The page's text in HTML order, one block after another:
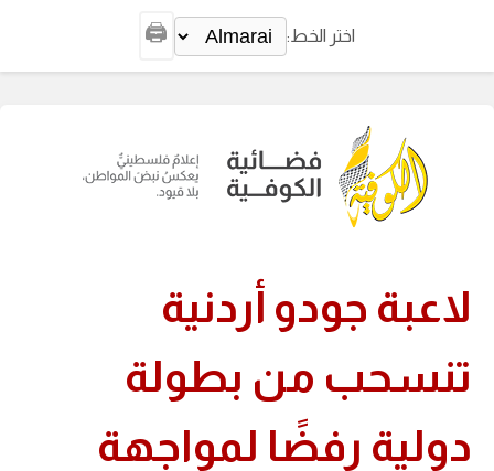
اختر الخط: 🖨️
لاعبة جودو أردنية
تنسحب من بطولة
دولية رفضًا لمواجهة